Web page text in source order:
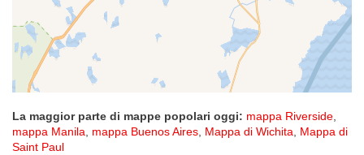
La maggior parte di mappe popolari oggi: mappa Riverside,
mappa Manila, mappa Buenos Aires, Mappa di Wichita, Mappa di
Saint Paul